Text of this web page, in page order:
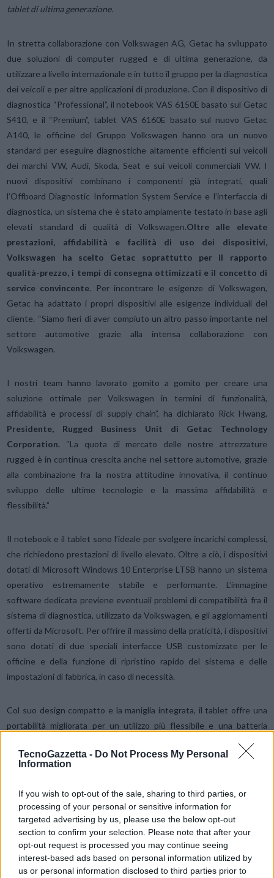
TecnoGazzetta - Do Not Process My Personal
Information
If you wish to opt-out of the sale, sharing to third parties, or
processing of your personal or sensitive information for
targeted advertising by us, please use the below opt-out
section to confirm your selection. Please note that after your
opt-out request is processed you may continue seeing
interest-based ads based on personal information utilized by
us or personal information disclosed to third parties prior to
tablet di ultima generazione.
In stretta collaborazione con Volkswagen AG, Getac ha sviluppato
due soluzioni di computer rugged e di ultima generazione, da
utilizzare a livello internazionale e in tutto il gruppo per la diagnostica
dei veicoli e per altre applicazioni di produzione. Con il dispositivo di
diagnostica “Professional”, il notebook VAS 6150E basato sul Getac
S410, e il “Premium”, tablet VAS 6160E basato sul nuovo Getac
A140, le officine del Gruppo Volkswagen hanno ora un nuovo
standard per eseguire diagnostiche altamente efficienti sui veicoli
dei marchi VW, Audi, Skoda, Seat e sui veicoli commerciali VW. I
nuovi dispositivi combinano i componenti già integrati, quali
l’Offboard Diagnostic Information System Service e l’interfaccia di
diagnostica, un sistema che è stato ampiamente testato in base agli
elevati standard di qualità di Volkswagen.Oltre alle elevate
prestazioni, affidabilità e facilità di uso dei dispositivi,
Volkswagen ha scelto Getac soprattutto per il rapporto
qualità-prezzo, i tempi di consegna ottimizzati e il concetto di
service convincente. Per incontrare le esigenze di Volkswagen,
Getac ha adattato i propri dispositivi alle esigenze individuali del
cliente. “Siamo fieri di aver compiuto un altro passo importante nel
settore automotive grazie alla intensa collaborazione con
Volkswagen.
I nostri team hanno lavorato gomito a gomito per creare una
soluzione ottimale per Volkswagen in termini di funzionalità,
affidabilità e processi di supply chain”, ha dichiarato Rick Hwang,
Presidente, Rugged Business Unit di Getac Technology
Corporation. “La quota di mercato delle nostre attrezzature
rugged è in continua crescita anche nel settore automotive, grazie
alla combinazione fra la nostra attitudine innovativa, il continuo
sviluppo delle ultime tecnologie e la massima affidabilità e
flessibilità.”
Il notebook e il tablet sono l’ideale per svolgere incarichi complessi,
che richiedono prestazioni di livello elevato. Oltre a ciò, i dispositivi
dotati di Microsoft Windows 10 Enterprise LTSB hanno un sistema
operativo estremamente stabile e performante. L’immagine
software dedicata previene eventuali problemi di compatibilità fra il
sistema di diagnostica, utilizzato da Volkswagen, e gli aggiornamenti
offerti da Microsoft. Per offrire il massimo della praticità, i dispositivi
sono dotati di due speciali interfacce USB customizzate per le
officine e della funzione di ripristino rapido del sistema e delle
impostazioni di fabbrica, in caso di necessità.
Col suo design compatto e la maniglia integrata, il tablet offre una
portabilità migliorata per un utilizzo più flessibile e una batteria
disponibilità 24 ore su 24. Lo schermo a 14 pollici consente di vedere
tecnologia touch screen LumiBond® 2.0 sviluppata da Getac. I
dispositivi supportano varie modalità touch come pioggia, guanto e
penna, consentendo ai tecnici di indossare i guanti durante l’attività.
I dispositivi robusti di Getac sono ideali per l’impiego negli ambienti